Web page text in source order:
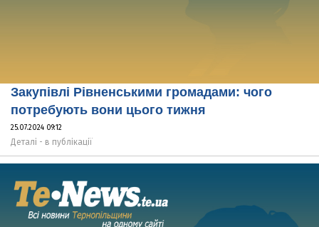
Закупівлі Рівненськими громадами: чого
потребують вони цього тижня
25.07.2024 09:12
Деталі - в публікації